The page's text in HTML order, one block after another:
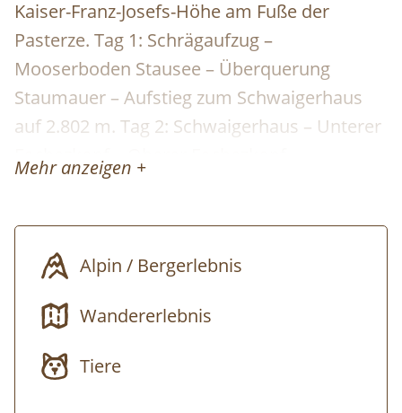
Kaiser-Franz-Josefs-Höhe am Fuße der
Pasterze. Tag 1: Schrägaufzug –
Mooserboden Stausee – Überquerung
Staumauer – Aufstieg zum Schwaigerhaus
auf 2.802 m. Tag 2: Schwaigerhaus – Unterer
Fochezkopf – Oberer Fochezkopf –
Überquerung Kaindlkees – Hinterer
Bärenkopf – Bockkarkees – Kaiser-Franz-
Josefs-Höhe – mit dem Taxi retour zum
Treffpunkt. zur Detailinfo
Mehr anzeigen +
Alpin / Bergerlebnis
Wandererlebnis
Tiere